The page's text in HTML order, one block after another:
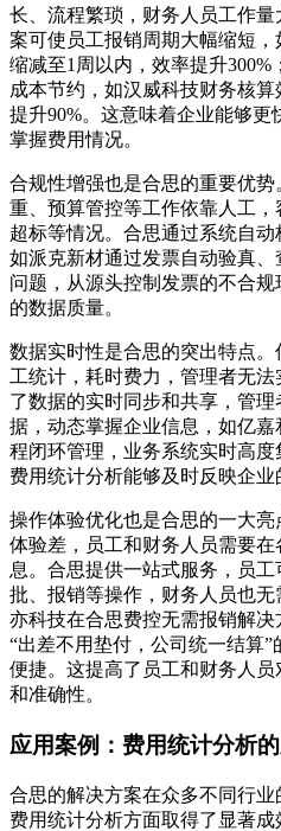
长、流程繁琐，财务人员工作
案可使员工报销周期大幅缩短
缩减至1周以内，效率提升
成本节约，如汉威科技财务核
提升90%。这意味着企业能够
掌握费用情况。
合规性增强也是合思的重要优
重、预算管控等工作依靠人工，
超标等情况。合思通过系统自动
如派克新材通过发票自动验真
问题，从源头控制发票的不合
的数据质量。
数据实时性是合思的突出特点
工统计，耗时费力，管理者无
了数据的实时同步和共享，管
据，动态掌握企业信息，如亿
程闭环管理，业务系统实时高
费用统计分析能够及时反映企业
操作体验优化也是合思的一大
体验差，员工和财务人员需要
息。合思提供一站式服务，员
批、报销等操作，财务人员也
亦科技在合思费控无需报销解
“出差不用垫付，公司统一结算
便捷。这提高了员工和财务人
和准确性。
应用案例：费用统计分析
合思的解决方案在众多不同行
费用统计分析方面取得了显著成